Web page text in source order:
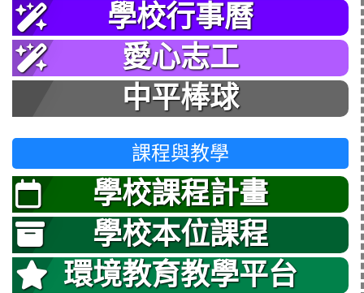
學校行事曆
愛心志工
中平棒球
課程與教學
學校課程計畫
學校本位課程
環境教育教學平台